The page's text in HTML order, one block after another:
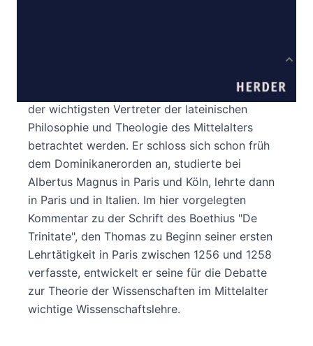
Thomas von Aquin (1224/25-1274) darf als einer
der wichtigsten Vertreter der lateinischen
Philosophie und Theologie des Mittelalters
betrachtet werden. Er schloss sich schon früh
dem Dominikanerorden an, studierte bei
Albertus Magnus in Paris und Köln, lehrte dann
in Paris und in Italien. Im hier vorgelegten
Kommentar zu der Schrift des Boethius "De
Trinitate", den Thomas zu Beginn seiner ersten
Lehrtätigkeit in Paris zwischen 1256 und 1258
verfasste, entwickelt er seine für die Debatte
zur Theorie der Wissenschaften im Mittelalter
wichtige Wissenschaftslehre.